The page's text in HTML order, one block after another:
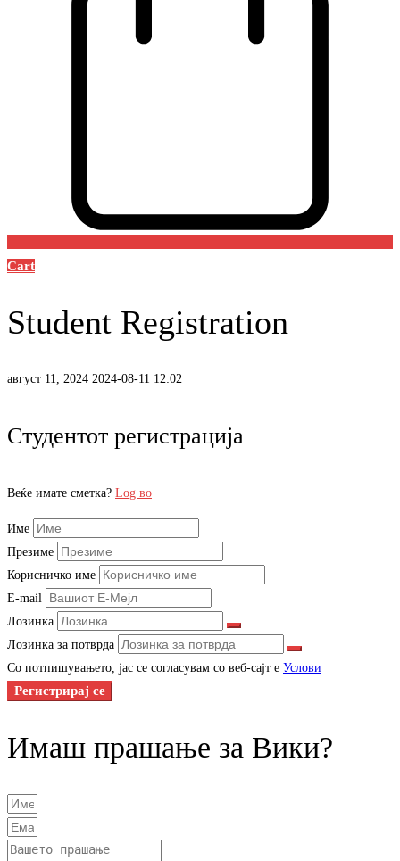
Cart
Student Registration
август 11, 2024 2024-08-11 12:02
Student
Registration
Студентот регистрација
Веќе имате сметка? Log во
Име
Презиме
Корисничко име
E-mail
Лозинка
Лозинка за потврда
Со потпишувањето, јас се согласувам со веб-сајт е Услови
Регистрирај се
Имаш прашање за Вики?